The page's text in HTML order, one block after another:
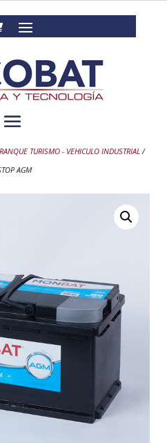
TURISMO - VEHICULO INDUSTRIAL/
AGM